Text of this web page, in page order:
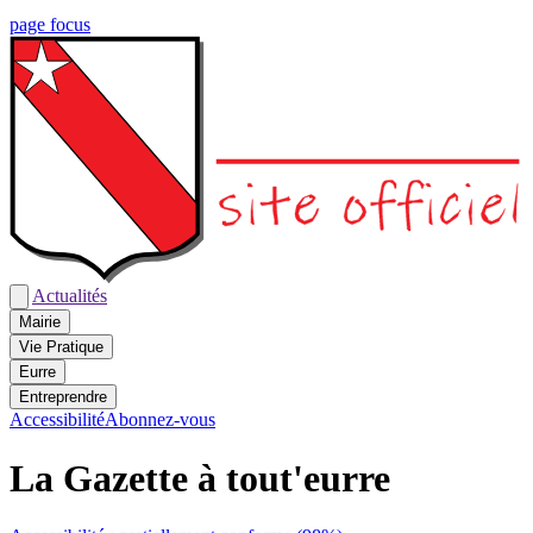
page focus
Actualités
Mairie
Vie Pratique
Eurre
Entreprendre
AccessibilitéAbonnez-vous
La Gazette à tout'eurre